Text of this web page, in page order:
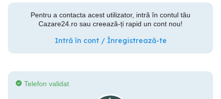
Pentru a contacta acest utilizator, intră în contul tău
Cazare24.ro sau creează-ți rapid un cont nou!
Intră în cont / Înregistrează-te
Telefon validat